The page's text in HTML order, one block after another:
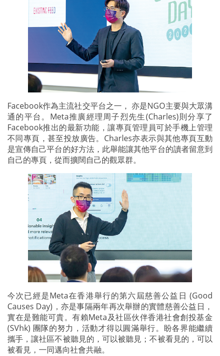
Facebook作為主流社交平台之一， 亦是NGO主要與大眾溝
通的平台。Meta推廣經理周子烈先生(Charles)則分享了
Facebook推出的最新功能，讓專頁管理員可於手機上管理
不同專頁，甚至投放廣告。Charles亦表示與其他專頁互動
是宣傳自己平台的好方法，此舉能讓其他平台的讀者留意到
自己的專頁，從而擴闊自己的觀眾群。
今次已經是Meta在香港舉行的第六屆慈善公益日 (Good
Causes Day)，亦是事隔兩年再次舉辦的實體慈善公益日，
實在是難能可貴。有賴Meta及社區伙伴香港社會創投基金
(SVhk) 團隊的努力，活動才得以圓滿舉行。盼各界能繼續
攜手，讓社區不被聽見的，可以被聽見；不被看見的，可以
被看見，一同邁向社會共融。